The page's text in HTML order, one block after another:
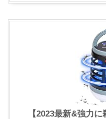
【2023最新&強力